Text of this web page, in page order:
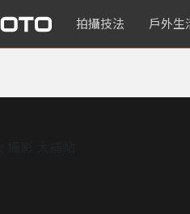
拍攝技法 戶外生